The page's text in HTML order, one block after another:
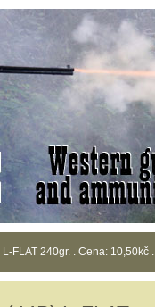
FLAT 240gr. . Cena: 10,50kč .